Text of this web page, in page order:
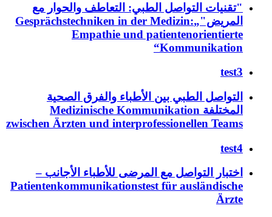
"تقنيات التواصل الطبي: التعاطف والحوار مع
المريض"„Gesprächstechniken in der Medizin:
Empathie und patientenorientierte
Kommunikation“
test3
التواصل الطبي بين الأطباء والفرق الصحية
المختلفة Medizinische Kommunikation
zwischen Ärzten und interprofessionellen Teams
test4
اختبار التواصل مع المرضى للأطباء الأجانب –
Patientenkommunikationstest für ausländische
Ärzte